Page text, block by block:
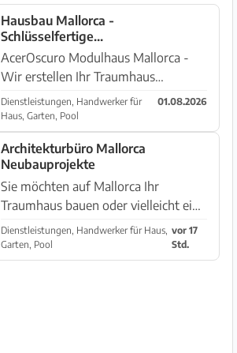
Hausbau Mallorca -
Schlüsselfertige
Niedrigenergiehäuser
AcerOscuro Modulhaus Mallorca -
Wir erstellen Ihr Traumhaus
(Bungalow, Chalet, Villa, Finca, Tiny
Haus, etc.) auf Mallorca & Ibiza,
modulare Bauweise auf Basis von
Container Modulen, individuelle
Grun...
Dienstleistungen, Handwerker für
Haus, Garten, Pool
01.08.2026
Architekturbüro Mallorca
Neubauprojekte
Sie möchten auf Mallorca Ihr
Traumhaus bauen oder vielleicht eine
Bestandsimmobilie kaufen und
sanieren? Dann können wir Ihnen
dabei helfen, dass Ihr Traum ohne
Dienstleistungen, Handwerker für Haus,
Garten, Pool
vor 17
Std.